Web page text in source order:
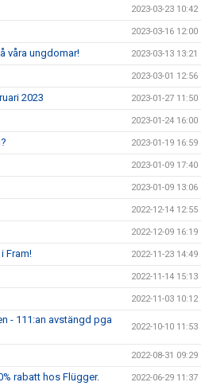
2023-03-23 10:42
2023-03-16 12:00
våra ungdomar! 2023-03-13 13:21
2023-03-01 12:56
2023 2023-01-27 11:50
2023-01-24 16:00
2023-01-19 16:59
2023-01-09 17:40
2023-01-09 13:06
2022-12-14 12:55
2022-12-09 16:19
Fram! 2022-11-23 14:49
2022-11-14 15:13
2022-11-03 10:12
- 111:an avstängd pga
2022-10-10 11:53
2022-08-31 09:29
rabatt hos Flügger. 2022-06-29 11:37